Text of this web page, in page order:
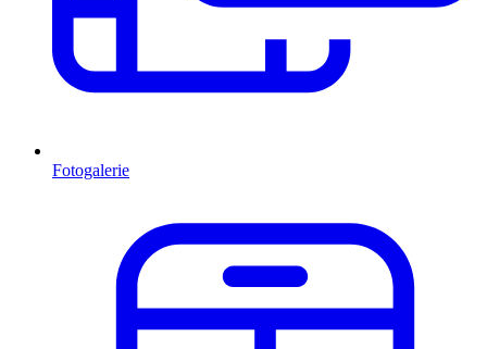
Fotogalerie